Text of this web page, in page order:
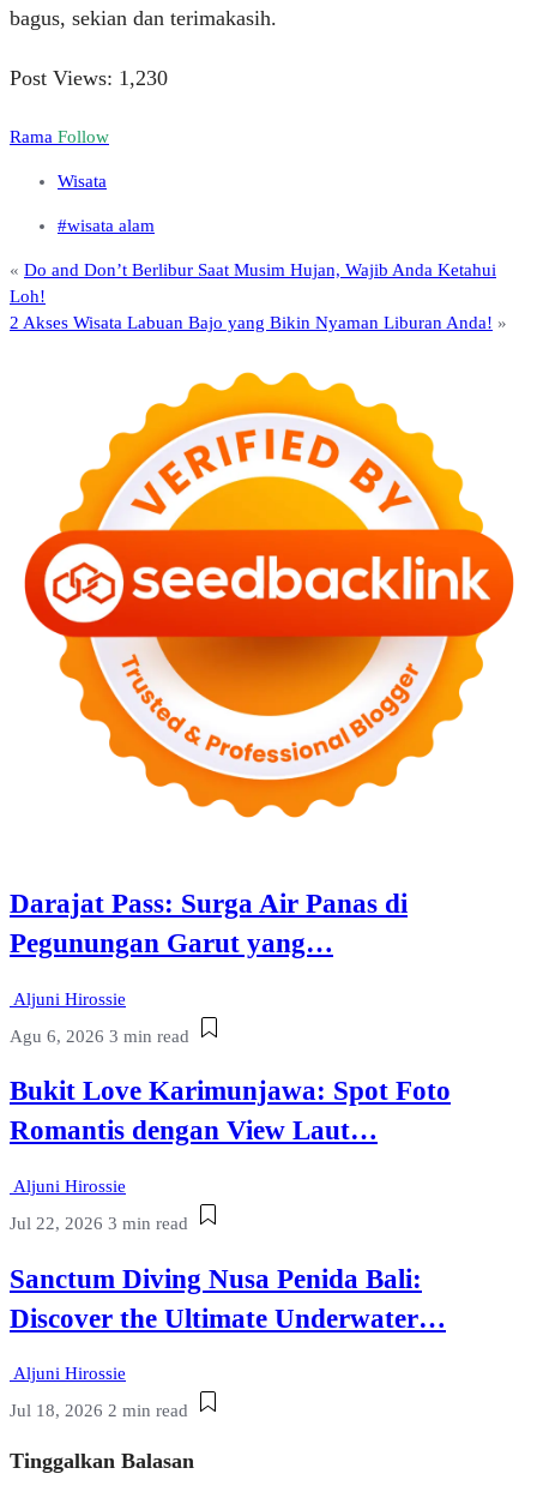
bagus, sekian dan terimakasih.
Post Views: 1,230
Rama Follow
Wisata
#wisata alam
« Do and Don’t Berlibur Saat Musim Hujan, Wajib Anda Ketahui
Loh!
2 Akses Wisata Labuan Bajo yang Bikin Nyaman Liburan Anda! »
Darajat Pass: Surga Air Panas di
Pegunungan Garut yang…
Aljuni Hirossie
Agu 6, 2026 3 min read
Bukit Love Karimunjawa: Spot Foto
Romantis dengan View Laut…
Aljuni Hirossie
Jul 22, 2026 3 min read
Sanctum Diving Nusa Penida Bali:
Discover the Ultimate Underwater…
Aljuni Hirossie
Jul 18, 2026 2 min read
Tinggalkan Balasan